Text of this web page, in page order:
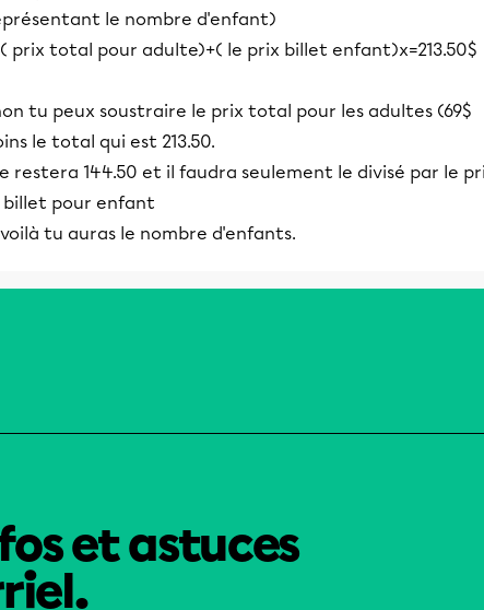
le nombre d'enfant)
( prix total pour adulte)+( le prix billet enfant)x=213.50$
tu peux soustraire le prix total pour les adultes (69$
le total qui est 213.50.
restera 144.50 et il faudra seulement le divisé par le
billet pour enfant
tu auras le nombre d'enfants.
et astuces